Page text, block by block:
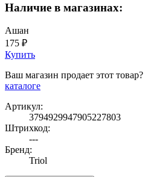
Наличие в магазинах:
Ашан
175 ₽
Купить
Ваш магазин продает этот товар?
каталоге
Артикул:
3794929947905227803
Штрихкод:
---
Бренд:
Triol